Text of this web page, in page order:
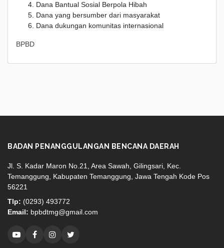
Dana Bantual Sosial Berpola Hibah
Dana yang bersumber dari masyarakat
Dana dukungan komunitas internasional
BPBD
BADAN PENANGGULANGAN BENCANA DAERAH
Jl. S. Kadar Maron No.21, Area Sawah, Gilingsari, Kec.
Temanggung, Kabupaten Temanggung, Jawa Tengah Kode Pos
56221
Tlp: (0293) 493772
Email: bpbdtmg@gmail.com